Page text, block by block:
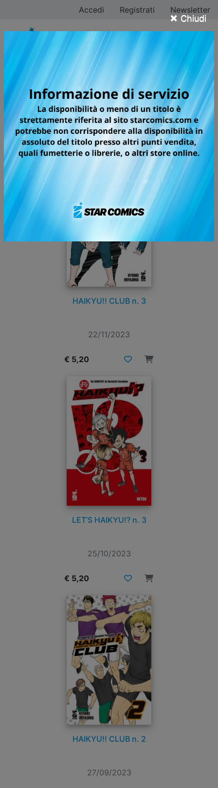
× Chiudi
Accedi Registrati Newsletter
Haruichi Furudate
Tutti i fumetti
Pagina 2 di 4
HAIKYU!! CLUB n. 3
22/11/2023
€ 5,20
LET’S HAIKYU!? n. 3
25/10/2023
€ 5,20
HAIKYU!! CLUB n. 2
27/09/2023